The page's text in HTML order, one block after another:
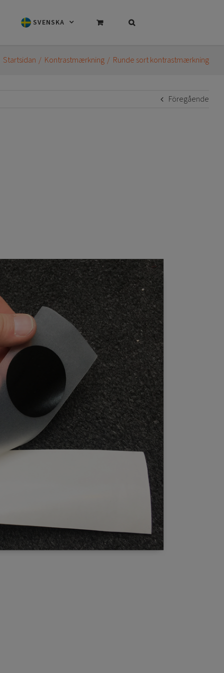
SVENSKA
Startsidan Kontrastmærkning Runde sort kontrastmærkning
Föregående